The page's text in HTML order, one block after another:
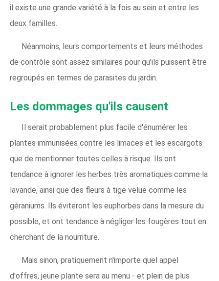
il existe une grande variété à la fois au sein et entre les
deux familles.
Néanmoins, leurs comportements et leurs méthodes
de contrôle sont assez similaires pour qu'ils puissent être
regroupés en termes de parasites du jardin.
Les dommages qu'ils causent
Il serait probablement plus facile d'énumérer les
plantes immunisées contre les limaces et les escargots
que de mentionner toutes celles à risque. Ils ont
tendance à ignorer les herbes très aromatiques comme la
lavande, ainsi que des fleurs à tige velue comme les
géraniums. Ils éviteront les euphorbes dans la mesure du
possible, et ont tendance à négliger les fougères tout en
cherchant de la nourriture.
Mais sinon, pratiquement n'importe quel appel
d'offres, jeune plante sera au menu - et plein de plus